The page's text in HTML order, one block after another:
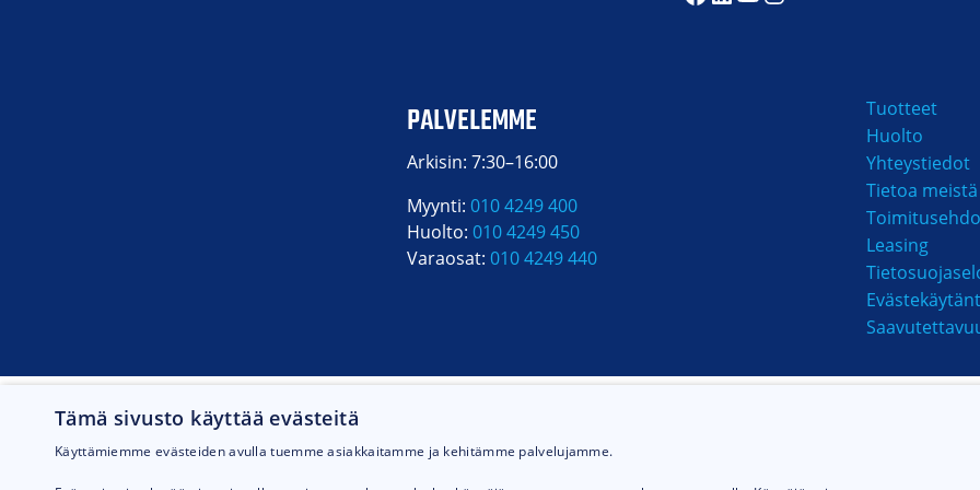
PALVELEMME
Arkisin: 7:30–16:00
Myynti: 010 4249 400
Huolto: 010 4249 450
Varaosat: 010 4249 440
Tuotteet
Huolto
Yhteystiedot
Tietoa meistä
Leasing
Tämä sivusto käyttää evästeitä
Käyttämiemme evästeiden avulla tuemme asiakkaitamme ja kehitämme palvelujamme.